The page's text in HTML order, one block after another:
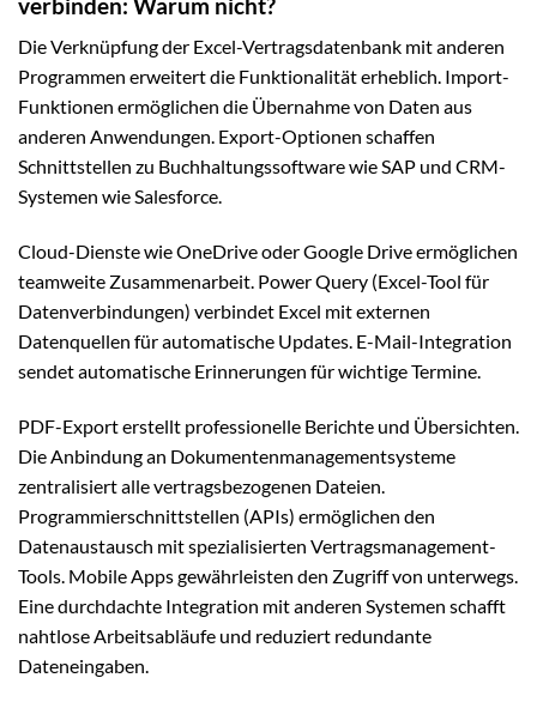
Die Verknüpfung der Excel-Vertragsdatenbank mit anderen
Programmen erweitert die Funktionalität erheblich. Import-
Funktionen ermöglichen die Übernahme von Daten aus
anderen Anwendungen. Export-Optionen schaffen
Schnittstellen zu Buchhaltungssoftware wie SAP und CRM-
Systemen wie Salesforce.
Cloud-Dienste wie OneDrive oder Google Drive ermöglichen
teamweite Zusammenarbeit. Power Query (Excel-Tool für
Datenverbindungen) verbindet Excel mit externen
Datenquellen für automatische Updates. E-Mail-Integration
sendet automatische Erinnerungen für wichtige Termine.
PDF-Export erstellt professionelle Berichte und Übersichten.
Die Anbindung an Dokumentenmanagementsysteme
zentralisiert alle vertragsbezogenen Dateien.
Programmierschnittstellen (APIs) ermöglichen den
Datenaustausch mit spezialisierten Vertragsmanagement-
Tools. Mobile Apps gewährleisten den Zugriff von unterwegs.
Eine durchdachte Integration mit anderen Systemen schafft
nahtlose Arbeitsabläufe und reduziert redundante
Dateneingaben.